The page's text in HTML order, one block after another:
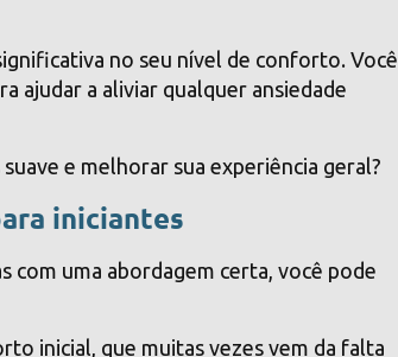
no seu nível de conforto. Você
ajudar a aliviar qualquer ansiedade
e melhorar sua experiência geral?
iniciantes
com uma abordagem certa, você pode
inicial, que muitas vezes vem da falta